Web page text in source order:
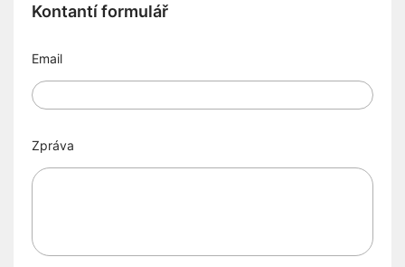
Kontantí formulář
Email
Zpráva